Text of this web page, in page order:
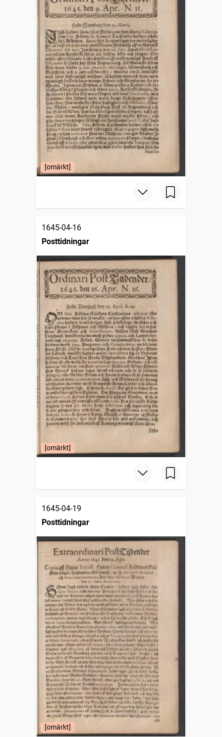
[omärkt]
1645-04-16
Posttidningar
[omärkt]
1645-04-19
Posttidningar
[omärkt]